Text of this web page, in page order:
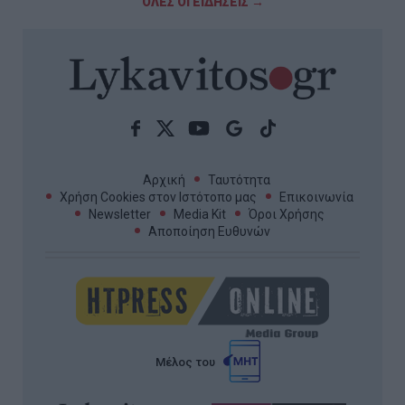
Αρχική
Ταυτότητα
Χρήση Cookies στον Ιστότοπο μας
Επικοινωνία
Newsletter
Media Kit
Όροι Χρήσης
Αποποίηση Ευθυνών
Μέλος του